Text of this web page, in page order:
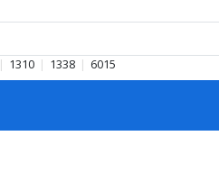
1310 1338 6015